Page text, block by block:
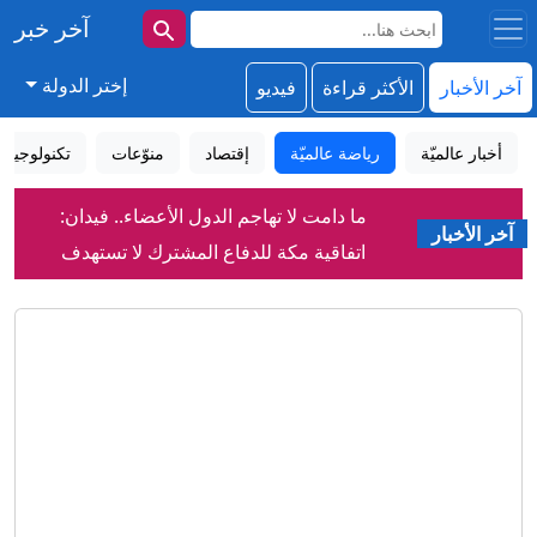
آخر خبر
آخر الأخبار الأكثر قراءة فيديو إختر الدولة
أخبار عالميّة رياضة عالميّة إقتصاد منوّعات تكنولوجيا
آخر الأخبار
ما دامت لا تهاجم الدول الأعضاء.. فيدان:
اتفاقية مكة للدفاع المشترك لا تستهدف
إيران
فيدان: مصر قد تنضم إلى اتفاقية مكة